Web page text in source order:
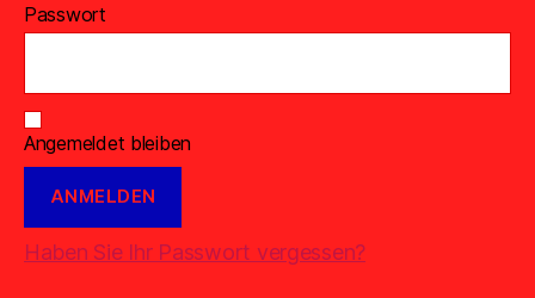
Passwort
Angemeldet bleiben
Haben Sie Ihr Passwort vergessen?